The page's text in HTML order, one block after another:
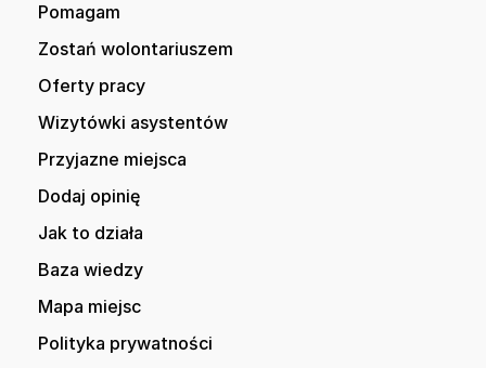
Pomagam
Zostań wolontariuszem
Oferty pracy
Wizytówki asystentów
Przyjazne miejsca
Dodaj opinię
Jak to działa
Baza wiedzy
Mapa miejsc
Polityka prywatności